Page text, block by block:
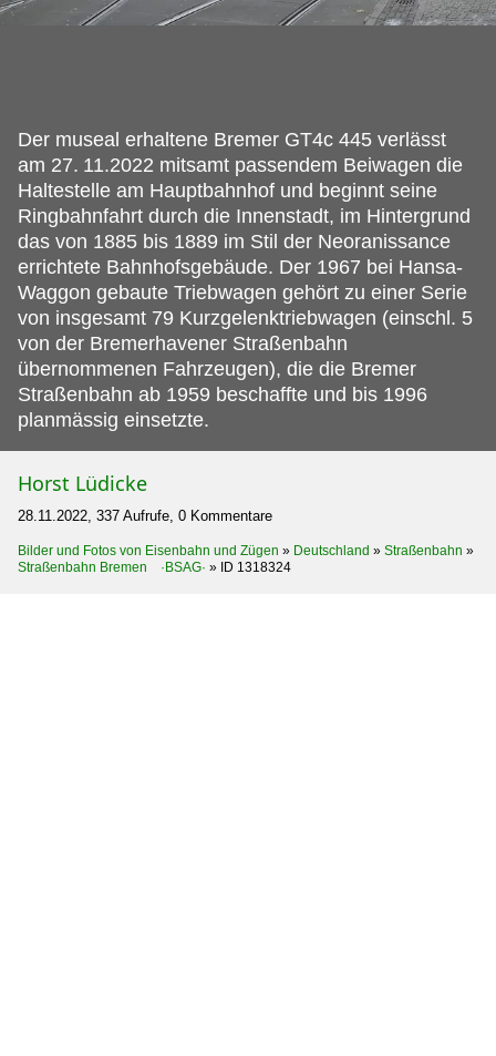
Der museal erhaltene Bremer GT4c 445 verlässt
am 27. 11.2022 mitsamt passendem Beiwagen die
Haltestelle am Hauptbahnhof und beginnt seine
Ringbahnfahrt durch die Innenstadt, im Hintergrund
das von 1885 bis 1889 im Stil der Neoranissance
errichtete Bahnhofsgebäude. Der 1967 bei Hansa-
Waggon gebaute Triebwagen gehört zu einer Serie
von insgesamt 79 Kurzgelenktriebwagen (einschl. 5
von der Bremerhavener Straßenbahn
übernommenen Fahrzeugen), die die Bremer
Straßenbahn ab 1959 beschaffte und bis 1996
planmässig einsetzte.
Horst Lüdicke
28.11.2022, 337 Aufrufe, 0 Kommentare
Bilder und Fotos von Eisenbahn und Zügen » Deutschland » Straßenbahn »
Straßenbahn Bremen ·BSAG· » ID 1318324